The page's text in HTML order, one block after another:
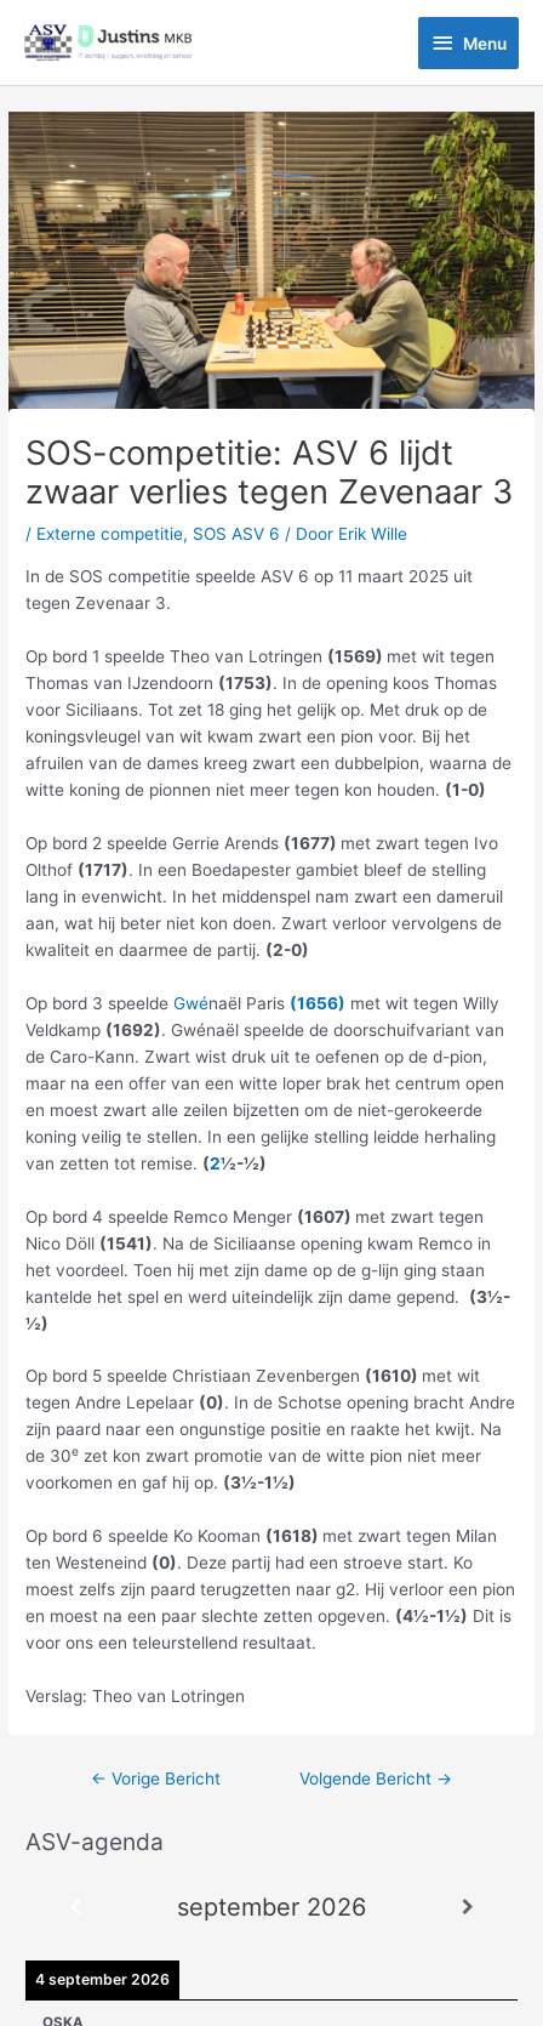
naar
inhoud
Menu
Menu
SOS-competitie: ASV 6 lijdt
zwaar verlies tegen Zevenaar 3
/ Externe competitie, SOS ASV 6 / Door Erik Wille
In de SOS competitie speelde ASV 6 op 11 maart 2025 uit
tegen Zevenaar 3.
Op bord 1 speelde Theo van Lotringen (1569) met wit tegen
Thomas van IJzendoorn (1753). In de opening koos Thomas
voor Siciliaans. Tot zet 18 ging het gelijk op. Met druk op de
koningsvleugel van wit kwam zwart een pion voor. Bij het
afruilen van de dames kreeg zwart een dubbelpion, waarna de
witte koning de pionnen niet meer tegen kon houden. (1-0)
Op bord 2 speelde Gerrie Arends (1677) met zwart tegen Ivo
Olthof (1717). In een Boedapester gambiet bleef de stelling
lang in evenwicht. In het middenspel nam zwart een dameruil
aan, wat hij beter niet kon doen. Zwart verloor vervolgens de
kwaliteit en daarmee de partij. (2-0)
Op bord 3 speeldeGwénaël Paris (1656) met wit tegen Willy
Veldkamp (1692). Gwénaël speelde de doorschuifvariant van
de Caro-Kann. Zwart wist druk uit te oefenen op de d-pion,
maar na een offer van een witte loper brak het centrum open
en moest zwart alle zeilen bijzetten om de niet-gerokeerde
koning veilig te stellen. In een gelijke stelling leidde herhaling
van zetten tot remise. (2½-½)
Op bord 4 speelde Remco Menger (1607) met zwart tegen
Nico Döll (1541). Na de Siciliaanse opening kwam Remco in
het voordeel. Toen hij met zijn dame op de g-lijn ging staan
kantelde het spel en werd uiteindelijk zijn dame gepend. (3½-
½)
Op bord 5 speelde Christiaan Zevenbergen (1610) met wit
tegen Andre Lepelaar (0). In de Schotse opening bracht Andre
zijn paard naar een ongunstige positie en raakte het kwijt. Na
de 30e zet kon zwart promotie van de witte pion niet meer
voorkomen en gaf hij op. (3½-1½)
Op bord 6 speelde Ko Kooman (1618) met zwart tegen Milan
ten Westeneind (0). Deze partij had een stroeve start. Ko
moest zelfs zijn paard terugzetten naar g2. Hij verloor een pion
en moest na een paar slechte zetten opgeven. (4½-1½) Dit is
voor ons een teleurstellend resultaat.
Verslag: Theo van Lotringen
Bericht
navigatie
← Vorige Bericht Volgende Bericht →
ASV-agenda
september 2026
4 september 2026
OSKA
A
e